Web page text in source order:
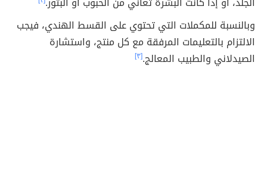
وبالنسبة للمكملات التي تحتوي على القسط الهندي، فيجب
الالتزام بالتعليمات المرفقة مع كل منتج، واستشارة
الصيدلاني والطبيب المعالج.[٣]